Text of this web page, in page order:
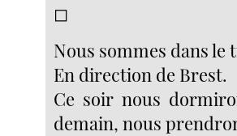
◻︎
Nous sommes dans le
En direction de Brest.
Ce soir nous
demain, nous